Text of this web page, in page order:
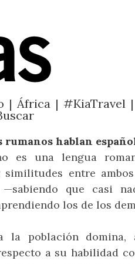
| África | #KiaTravel |
Enrique Olvera, chef
Viajeros expertos nos hablan
Dos concept stores en
NY
Los 5 mejores
restaurantes, las 5
Beneficios de los baños
de sake en Japón
Guía práctica
Zimbabwe
rumanos hablan
es una lengua
similitudes entre
—sabiendo que casi
los de los
la población domina,
a su habilidad